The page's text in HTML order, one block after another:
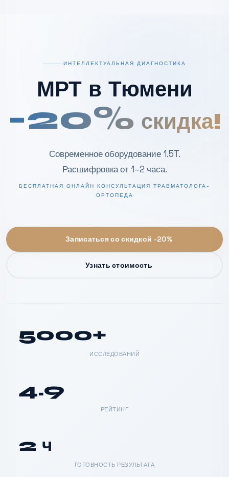
ИНТЕЛЛЕКТУАЛЬНАЯ ДИАГНОСТИКА
МРТ в Тюмени
-20% скидка!
Современное оборудование 1.5T.
Расшифровка от 1–2 часа.
БЕСПЛАТНАЯ ОНЛАЙН КОНСУЛЬТАЦИЯ ТРАВМАТОЛОГА-
ОРТОПЕДА
Записаться со скидкой -20%
Узнать стоимость
5000+
ИССЛЕДОВАНИЙ
4.9
РЕЙТИНГ
2 ч
ГОТОВНОСТЬ РЕЗУЛЬТАТА